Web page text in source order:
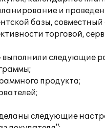
и
базы,
торговой,
следующие
продукта;
следующие